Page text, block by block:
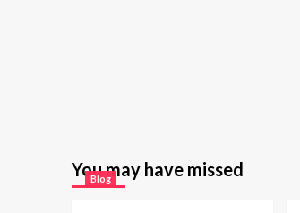
You may have missed
Blog